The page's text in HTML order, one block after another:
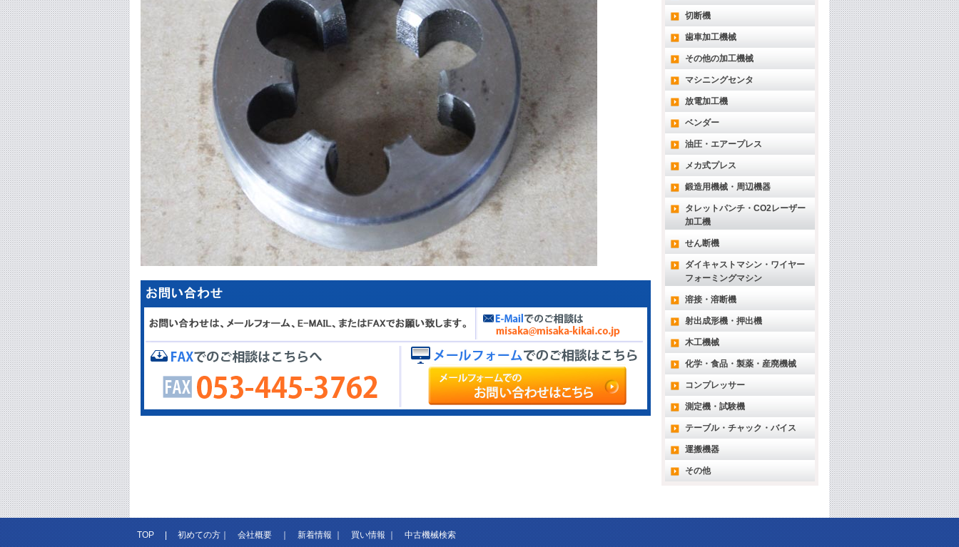
切断機
歯車加工機械
その他の加工機械
マシニングセンタ
放電加工機
ベンダー
油圧・エアープレス
メカ式プレス
鍛造用機械・周辺機器
タレットパンチ・CO2レーザー
加工機
せん断機
ダイキャストマシン・ワイヤー
フォーミングマシン
溶接・溶断機
射出成形機・押出機
木工機械
化学・食品・製薬・産廃機械
コンプレッサー
測定機・試験機
テーブル・チャック・バイス
運搬機器
その他
TOP|初めての方｜会社概要｜新着情報｜買い情報｜中古機械検索